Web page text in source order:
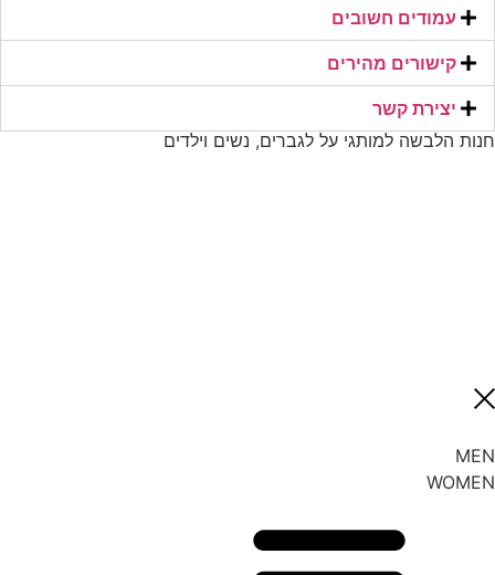
עמודים חשובים
קישורים מהירים​
יצירת קשר​
חנות הלבשה למותגי על לגברים, נשים וילדים
MEN
WOMEN